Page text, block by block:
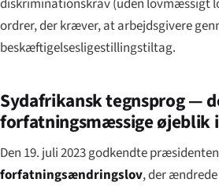
ordrer, der kræver, at arbejdsgivere
beskæftigelsesligestillingstiltag.
Sydafrikansk tegnsprog —
forfatningsmæssige øjeblik
Den 19. juli 2023 godkendte præsidenten
forfatningsændringslov, der